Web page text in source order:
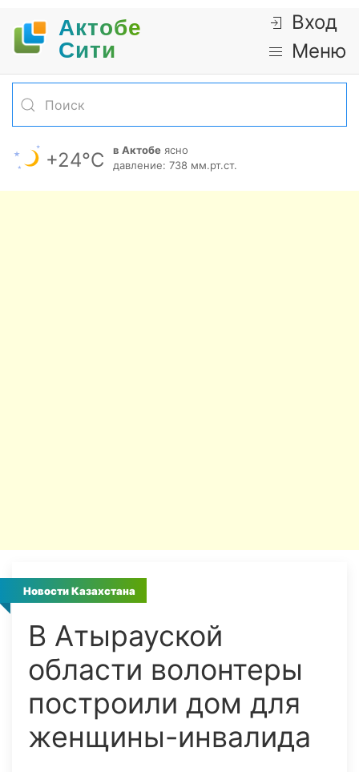
Актобе
Cити
Вход
Меню
+24°С в Актобе ясно
давление: 738 мм.рт.ст.
Новости Казахстана
В Атырауской
области волонтеры
построили дом для
женщины-инвалида